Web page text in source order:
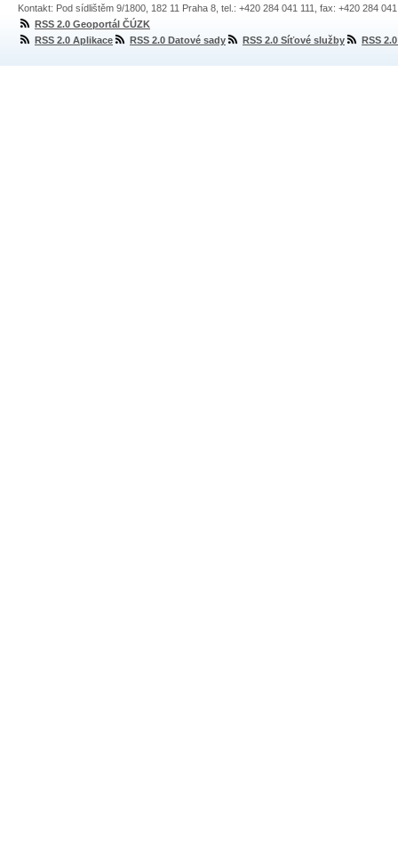
Kontakt: Pod sídlištěm 9/1800, 182 11 Praha 8, tel.: +420 284 041 111, fax: +420 284
RSS 2.0 Geoportál ČÚZK
RSS 2.0 Aplikace
RSS 2.0 Datové sady RSS 2.0 Síťové služby RSS